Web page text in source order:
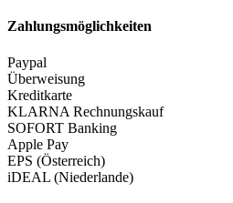
Zahlungsmöglichkeiten
Paypal
Überweisung
Kreditkarte
KLARNA Rechnungskauf
SOFORT Banking
Apple Pay
EPS (Österreich)
iDEAL (Niederlande)